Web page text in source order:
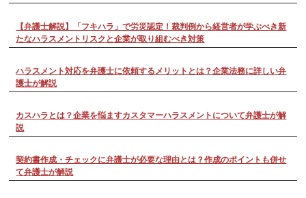
【弁護士解説】「フキハラ」で労災認定！裁判例から経営者が学ぶべき新
たなハラスメントリスクと企業が取り組むべき対策
ハラスメント対応を弁護士に依頼するメリットとは？企業法務に詳しい弁
護士が解説
カスハラとは？企業を悩ますカスタマーハラスメントについて弁護士が解
説
契約書作成・チェックに弁護士が必要な理由とは？作成のポイントも併せ
て弁護士が解説